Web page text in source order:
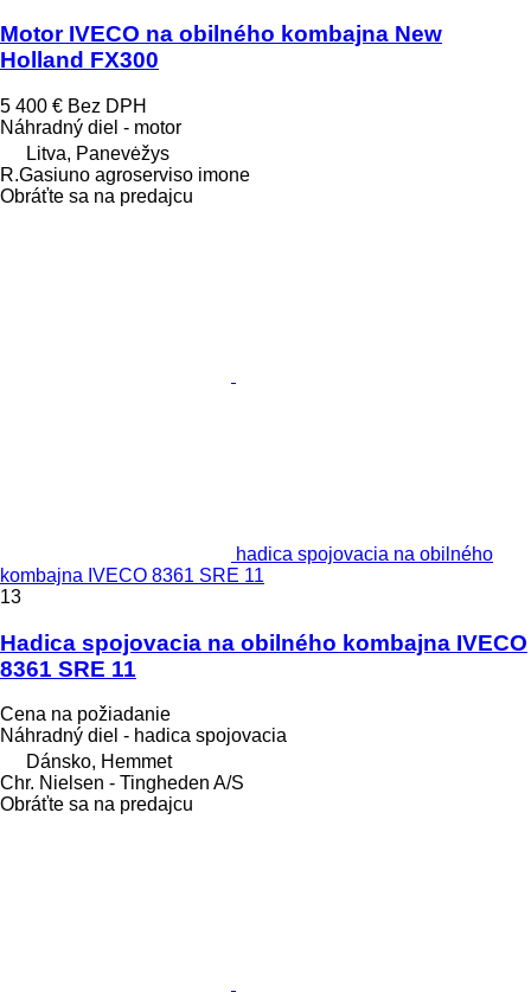
Motor IVECO na obilného kombajna New
Holland FX300
5 400 € Bez DPH
Náhradný diel - motor
Litva, Panevėžys
R.Gasiuno agroserviso imone
Obráťte sa na predajcu
hadica spojovacia na obilného
kombajna IVECO 8361 SRE 11
13
Hadica spojovacia na obilného kombajna IVECO
8361 SRE 11
Cena na požiadanie
Náhradný diel - hadica spojovacia
Dánsko, Hemmet
Chr. Nielsen - Tingheden A/S
Obráťte sa na predajcu